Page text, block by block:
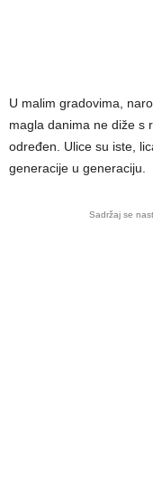
U malim gradovima,
magla danima ne diže s
određen. Ulice su iste,
generacije u generaciju.
Sadržaj se